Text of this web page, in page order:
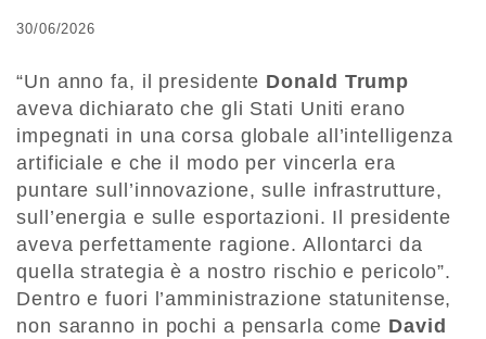
30/06/2026
“Un anno fa, il presidente Donald Trump
aveva dichiarato che gli Stati Uniti erano
impegnati in una corsa globale all’intelligenza
artificiale e che il modo per vincerla era
puntare sull’innovazione, sulle infrastrutture,
sull’energia e sulle esportazioni. Il presidente
aveva perfettamente ragione. Allontarci da
quella strategia è a nostro rischio e pericolo”.
Dentro e fuori l’amministrazione statunitense,
non saranno in pochi a pensarla come David